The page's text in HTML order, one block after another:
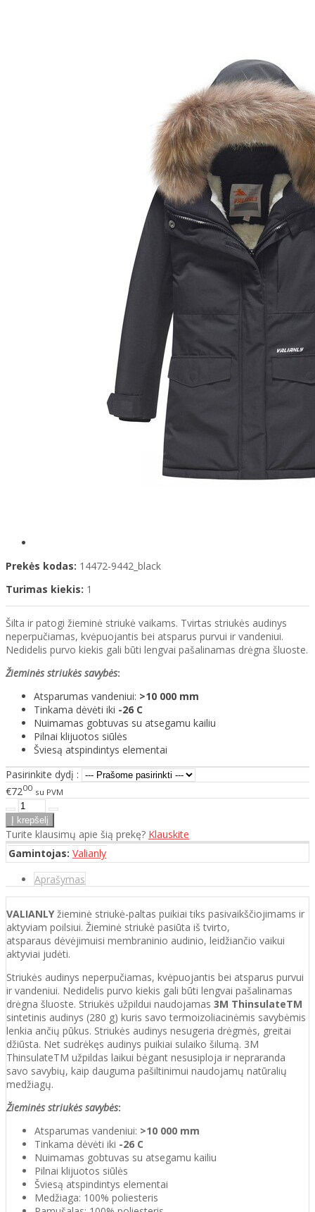
Prekės kodas: 14472-9442_black
Turimas kiekis: 1
Šilta ir patogi žieminė striukė vaikams. Tvirtas striukės audinys
neperpučiamas, kvėpuojantis bei atsparus purvui ir vandeniui.
Nedidelis purvo kiekis gali būti lengvai pašalinamas drėgna šluoste.
Žieminės striukės savybės:
Atsparumas vandeniui: >10 000 mm
Tinkama dėvėti iki -26 C
Nuimamas gobtuvas su atsegamu kailiu
Pilnai klijuotos siūlės
Šviesą atspindintys elementai
Pasirinkite dydį :
€7200 su PVM
Turite klausimų apie šią prekę? Klauskite
Gamintojas: Valianly
Aprašymas
VALIANLYžieminė striukė-paltas puikiai tiks pasivaikščiojimams ir
aktyviam poilsiui. Žieminė striukė pasiūta iš tvirto,
atsparaus dėvėjimuisi membraninio audinio, leidžiančio vaikui
aktyviai judėti.
Striukės audinys neperpučiamas, kvėpuojantis bei atsparus purvui
ir vandeniui. Nedidelis purvo kiekis gali būti lengvai pašalinamas
drėgna šluoste. Striukės užpildui naudojamas 3M ThinsulateTM
sintetinis audinys (280 g) kuris savo termoizoliacinėmis savybėmis
lenkia ančių pūkus. Striukės audinys nesugeria drėgmės, greitai
džiūsta. Net sudrėkęs audinys puikiai sulaiko šilumą. 3M
ThinsulateTM užpildas laikui bėgant nesusiploja ir nepraranda
savo savybių, kaip dauguma pašiltinimui naudojamų natūralių
medžiagų.
Žieminės striukės savybės:
Atsparumas vandeniui: >10 000 mm
Tinkama dėvėti iki -26 C
Nuimamas gobtuvas su atsegamu kailiu
Pilnai klijuotos siūlės
Šviesą atspindintys elementai
Medžiaga: 100% poliesteris